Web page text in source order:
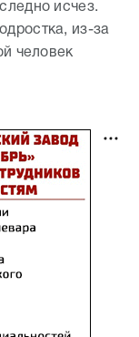
исчез.
из-за
человек